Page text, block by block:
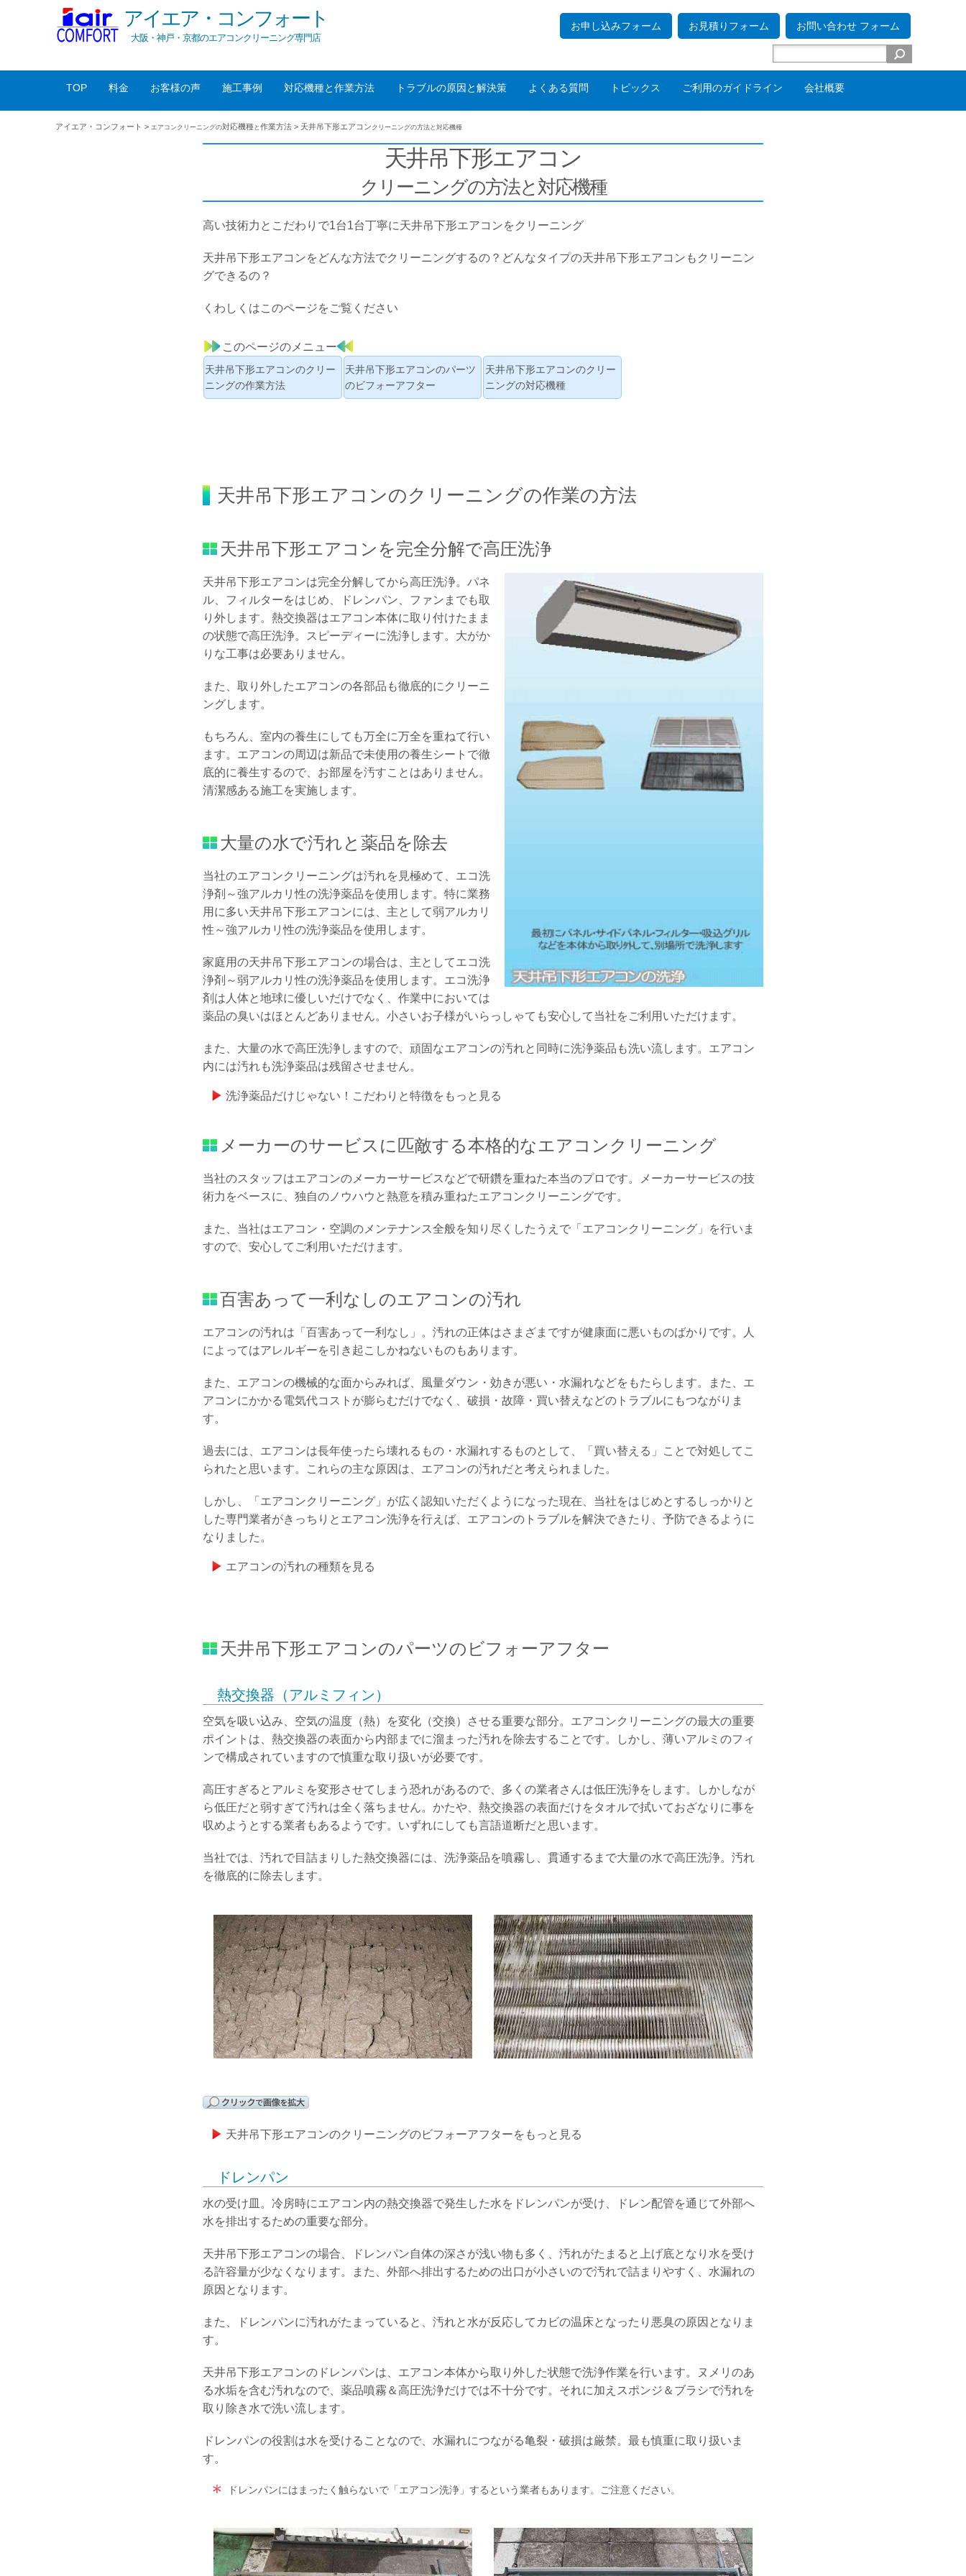
アイエア・コンフォート
大阪・神戸・京都のエアコンクリーニング専門店
お申し込みフォーム お見積りフォーム お問い合わせ フォーム
TOP 料金 お客様の声 施工事例 対応機種と作業方法 トラブルの原因と解決策 よくある質問 トピックス ご利用のガイドライン 会社概要
アイエア・コンフォート > エアコンクリーニングの対応機種と 作業方法 > 天井吊下形エアコン クリーニングの方法と対応機種
天井吊下形エアコン
クリーニングの方法と対応機種
高い技術力とこだわりで1台1台丁寧に天井吊下形エアコンをクリーニング
天井吊下形エアコンをどんな方法でクリーニングするの？どんなタイプの天井吊下形エアコンもクリーニン
グできるの？
くわしくはこのページをご覧ください
このページのメニュー
天井吊下形エアコンのクリー
ニングの作業方法
天井吊下形エアコンのパーツ
のビフォーアフター
天井吊下形エアコンのクリー
ニングの対応機種
天井吊下形エアコンのクリーニングの作業の方法
天井吊下形エアコンを完全分解で高圧洗浄
天井吊下形エアコンは完全分解してから高圧洗浄。パネ
ル、フィルターをはじめ、ドレンパン、ファンまでも取
り外します。熱交換器はエアコン本体に取り付けたまま
の状態で高圧洗浄。スピーディーに洗浄します。大がか
りな工事は必要ありません。
また、取り外したエアコンの各部品も徹底的にクリーニ
ングします。
もちろん、室内の養生にしても万全に万全を重ねて行い
ます。エアコンの周辺は新品で未使用の養生シートで徹
底的に養生するので、お部屋を汚すことはありません。
清潔感ある施工を実施します。
大量の水で汚れと薬品を除去
当社のエアコンクリーニングは汚れを見極めて、エコ洗
浄剤～強アルカリ性の洗浄薬品を使用します。特に業務
用に多い天井吊下形エアコンには、主として弱アルカリ
性～強アルカリ性の洗浄薬品を使用します。
家庭用の天井吊下形エアコンの場合は、主としてエコ洗
浄剤～弱アルカリ性の洗浄薬品を使用します。エコ洗浄
剤は人体と地球に優しいだけでなく、作業中においては
薬品の臭いはほとんどありません。小さいお子様がいらっしゃても安心して当社をご利用いただけます。
また、大量の水で高圧洗浄しますので、頑固なエアコンの汚れと同時に洗浄薬品も洗い流します。エアコン
内には汚れも洗浄薬品は残留させません。
洗浄薬品だけじゃない！こだわりと特徴をもっと見る
メーカーのサービスに匹敵する本格的なエアコンクリーニング
当社のスタッフはエアコンのメーカーサービスなどで研鑽を重ねた本当のプロです。メーカーサービスの技
術力をベースに、独自のノウハウと熱意を積み重ねたエアコンクリーニングです。
また、当社はエアコン・空調のメンテナンス全般を知り尽くしたうえで「エアコンクリーニング」を行いま
すので、安心してご利用いただけます。
百害あって一利なしのエアコンの汚れ
エアコンの汚れは「百害あって一利なし」。汚れの正体はさまざまですが健康面に悪いものばかりです。人
によってはアレルギーを引き起こしかねないものもあります。
また、エアコンの機械的な面からみれば、風量ダウン・効きが悪い・水漏れなどをもたらします。また、エ
アコンにかかる電気代コストが膨らむだけでなく、破損・故障・買い替えなどのトラブルにもつながりま
す。
過去には、エアコンは長年使ったら壊れるもの・水漏れするものとして、「買い替える」ことで対処してこ
られたと思います。これらの主な原因は、エアコンの汚れだと考えられました。
しかし、「エアコンクリーニング」が広く認知いただくようになった現在、当社をはじめとするしっかりと
した専門業者がきっちりとエアコン洗浄を行えば、エアコンのトラブルを解決できたり、予防できるように
なりました。
エアコンの汚れの種類を見る
天井吊下形エアコンのパーツのビフォーアフター
熱交換器（アルミフィン）
空気を吸い込み、空気の温度（熱）を変化（交換）させる重要な部分。エアコンクリーニングの最大の重要
ポイントは、熱交換器の表面から内部までに溜まった汚れを除去することです。しかし、薄いアルミのフィ
ンで構成されていますので慎重な取り扱いが必要です。
高圧すぎるとアルミを変形させてしまう恐れがあるので、多くの業者さんは低圧洗浄をします。しかしなが
ら低圧だと弱すぎて汚れは全く落ちません。かたや、熱交換器の表面だけをタオルで拭いておざなりに事を
収めようとする業者もあるようです。いずれにしても言語道断だと思います。
当社では、汚れで目詰まりした熱交換器には、洗浄薬品を噴霧し、貫通するまで大量の水で高圧洗浄。汚れ
を徹底的に除去します。
天井吊下形エアコンのクリーニングのビフォーアフターをもっと見る
ドレンパン
水の受け皿。冷房時にエアコン内の熱交換器で発生した水をドレンパンが受け、ドレン配管を通じて外部へ
水を排出するための重要な部分。
天井吊下形エアコンの場合、ドレンパン自体の深さが浅い物も多く、汚れがたまると上げ底となり水を受け
る許容量が少なくなります。また、外部へ排出するための出口が小さいので汚れで詰まりやすく、水漏れの
原因となります。
また、ドレンパンに汚れがたまっていると、汚れと水が反応してカビの温床となったり悪臭の原因となりま
す。
天井吊下形エアコンのドレンパンは、エアコン本体から取り外した状態で洗浄作業を行います。ヌメリのあ
る水垢を含む汚れなので、薬品噴霧＆高圧洗浄だけでは不十分です。それに加えスポンジ＆ブラシで汚れを
取り除き水で洗い流します。
ドレンパンの役割は水を受けることなので、水漏れにつながる亀裂・破損は厳禁。最も慎重に取り扱いま
す。
ドレンパンにはまったく触らないで「エアコン洗浄」するという業者もあります。ご注意ください。